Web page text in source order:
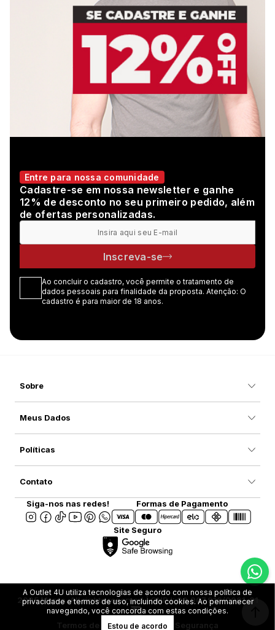
Entre para nossa comunidade
Cadastre-se em nossa newsletter e ganhe
12% de desconto no seu primeiro pedido, além
de ofertas personalizadas.
Inscreva-se
Ao concluir o cadastro, você permite o tratamento de
dados pessoais para finalidade da proposta. Atenção: O
cadastro é para maior de 18 anos.
Sobre
Meus Dados
Políticas
Contato
Siga-nos nas redes! Formas de Pagamento
Site Seguro
2025 Marca. All rights reserved | CNPJ: 08.907.916/0001-31
Termos de UsoPrivacidade e Segurança
A Outlet 4U utiliza tecnologias de acordo com nossa política de
privacidade e termos de uso, incluindo cookies. Ao permanecer
navegando, você concorda com estas condições.
Estou de acordo